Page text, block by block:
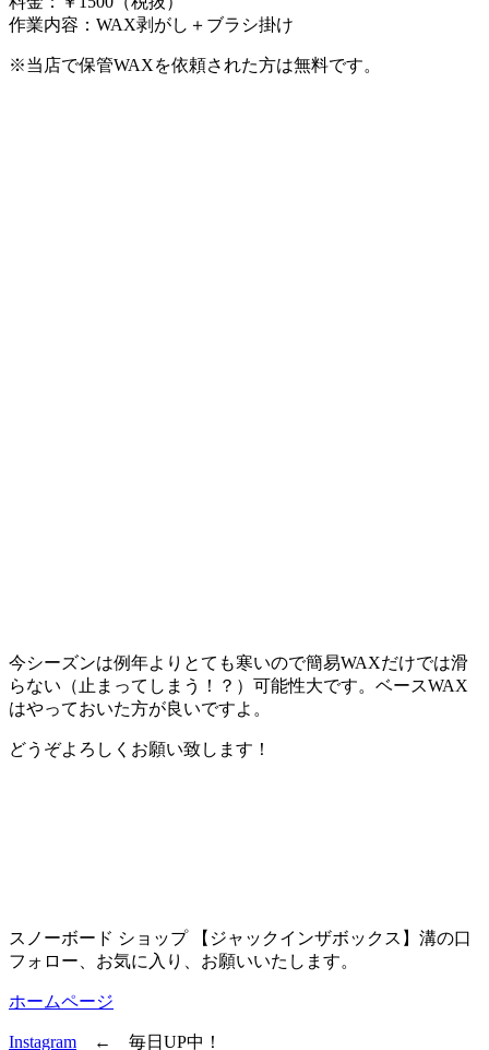
作業内容：WAX剥がし＋ブラシ掛け
※当店で保管WAXを依頼された方は無料です。
今シーズンは例年よりとても寒いので簡易WAXだけでは滑
らない（止まってしまう！？）可能性大です。ベースWAX
はやっておいた方が良いですよ。
どうぞよろしくお願い致します！
スノーボード ショップ 【ジャックインザボックス】溝の口
フォロー、お気に入り、お願いいたします。
ホームページ
Instagram ← 毎日UP中！